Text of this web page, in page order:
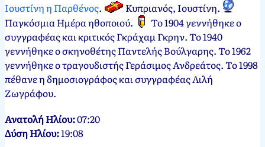
Ιουστίνη η Παρθένος. Κυπριανός, Ιουστίνη.
Παγκόσμια Ημέρα ηθοποιού.
Το 1904 γεννήθηκε ο
συγγραφέας και κριτικός Γκράχαμ Γκρην. Το 1940
γεννήθηκε ο σκηνοθέτης Παντελής Βούλγαρης. Το 1962
γεννήθηκε ο τραγουδιστής Γεράσιμος Ανδρεάτος. Το 1998
πέθανε η δημοσιογράφος και συγγραφέας Λιλή
Ζωγράφου.
Ανατολή Ηλίου:07:20
Δύση Ηλίου:19:08